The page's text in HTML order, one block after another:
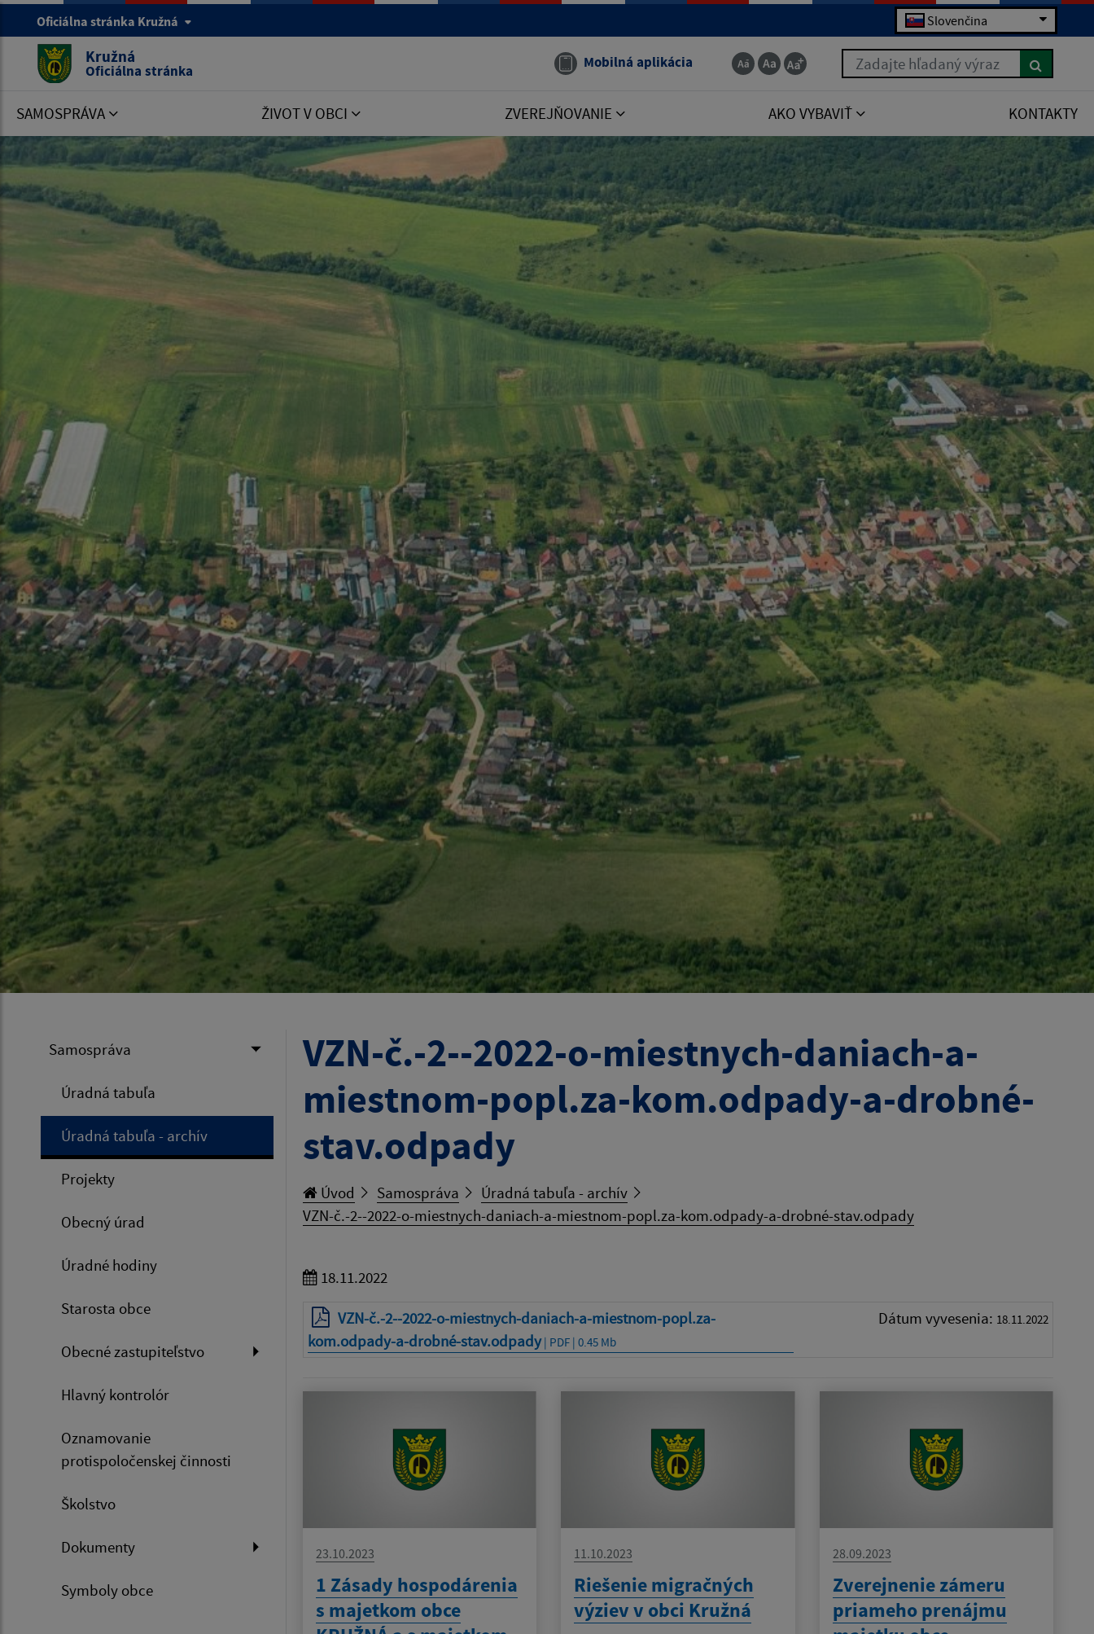
Oficiálna stránka Kružná Slovenčina
Kružná
Oficiálna stránka Mobilná aplikácia Zadajte hľadaný výraz
SAMOSPRÁVA ŽIVOT V OBCI ZVEREJŇOVANIE AKO VYBAVIŤ KONTAKTY
Samospráva
Úradná tabuľa
Úradná tabuľa - archív
Projekty
Obecný úrad
Úradné hodiny
Starosta obce
Obecné zastupiteľstvo
Hlavný kontrolór
Oznamovanie
protispoločenskej činnosti
Školstvo
Dokumenty
Symboly obce
VZN-č.-2--2022-o-miestnych-daniach-a-
miestnom-popl.za-kom.odpady-a-drobné-
stav.odpady
Úvod Samospráva
Úradná tabuľa - archív
VZN-č.-2--2022-o-miestnych-daniach-a-miestnom-popl.za-kom.odpady-a-drobné-stav.odpady
18.11.2022
VZN-č.-2--2022-o-miestnych-daniach-a-miestnom-popl.za-
kom.odpady-a-drobné-stav.odpady| PDF | 0.45 Mb
Dátum vyvesenia: 18.11.2022
23.10.2023
1 Zásady hospodárenia
s majetkom obce
11.10.2023
Riešenie migračných
výziev v obci Kružná
28.09.2023
Zverejnenie zámeru
priameho prenájmu